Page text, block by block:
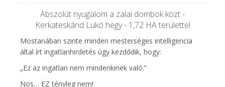
Abszolút nyugalom a zalai dombok közt -
Kerkateskánd Lukó hegy - 1,72 HA területtel
Mostanában szinte minden mesterséges intelligencia
által írt ingatlanhirdetés úgy kezdődik, hogy:
„Ez az ingatlan nem mindenkinek való.”
Nos… EZ tényleg nem!